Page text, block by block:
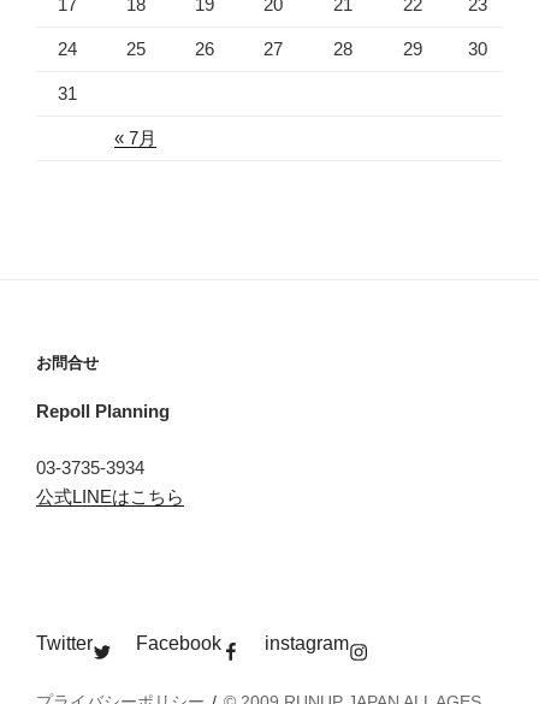
« 7月
17 18 19 20 21 22 23
24 25 26 27 28 29 30
31
お問合せ
Repoll Planning
03-3735-3934
公式LINEはこちら
Twitter Facebook instagram